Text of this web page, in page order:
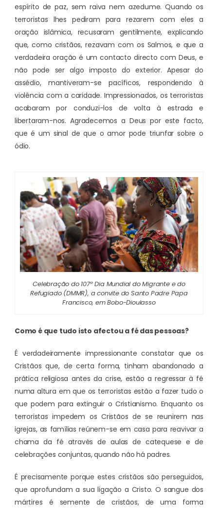
espírito de paz, sem raiva nem azedume. Quando os
terroristas lhes pediram para rezarem com eles a
oração islâmica, recusaram gentilmente, explicando
que, como cristãos, rezavam com os Salmos, e que a
verdadeira oração é um contacto directo com Deus, e
não pode ser algo imposto do exterior. Apesar do
assédio, mantiveram-se pacíficos, respondendo à
violência com a caridade. Impressionados, os terroristas
acabaram por conduzi-los de volta à estrada e
libertaram-nos. Agradecemos a Deus por este facto,
que é um sinal de que o amor pode triunfar sobre o
ódio.
Celebração do 107º Dia Mundial do Migrante e do
Refugiado (DMMR), a convite do Santo Padre Papa
Francisco, em Bobo-Dioulasso
Como é que tudo isto afectou a fé das pessoas?
É verdadeiramente impressionante constatar que os
Cristãos que, de certa forma, tinham abandonado a
prática religiosa antes da crise, estão a regressar à fé
numa altura em que os terroristas estão a fazer tudo o
que podem para extinguir o Cristianismo. Enquanto os
terroristas impedem os Cristãos de se reunirem nas
igrejas, as famílias reúnem-se em casa para reavivar a
chama da fé através de aulas de catequese e de
celebrações conjuntas, quando não há padres.
É precisamente porque estes cristãos são perseguidos,
que aprofundam a sua ligação a Cristo. O sangue dos
mártires é semente de cristãos, de uma forma